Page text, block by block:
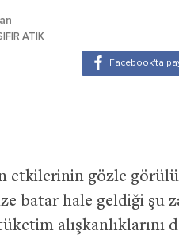
ATIK
etkilerinin gözle
batar hale geldiği şu